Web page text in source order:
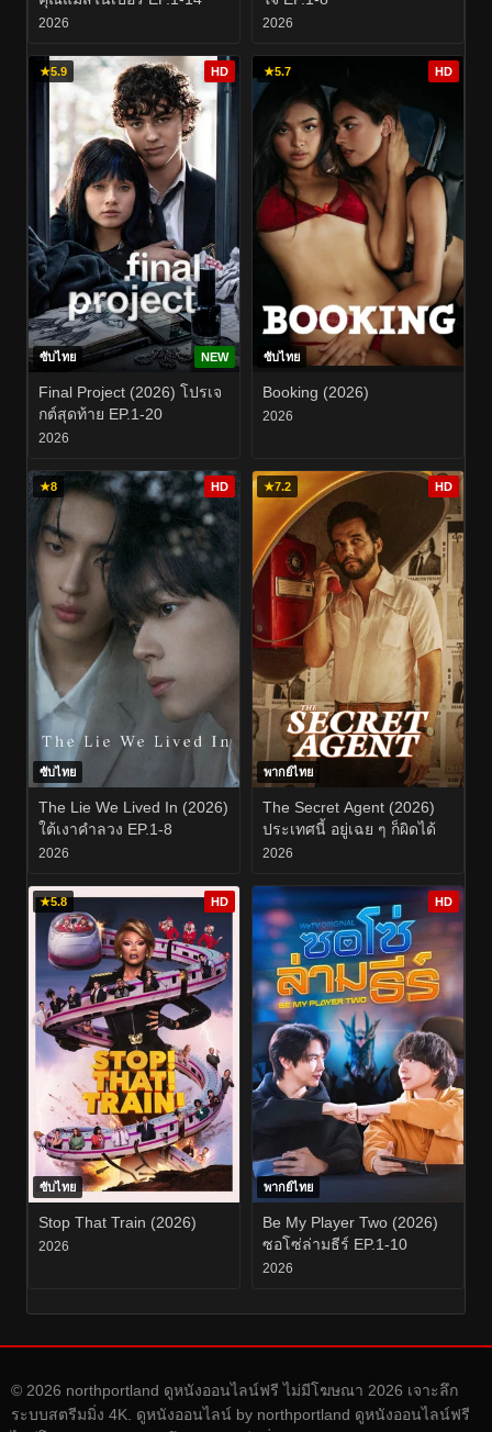
2026 2026
★5.9 HD
ซับไทย NEW
Final Project (2026) โปรเจ
กต์สุดท้าย EP.1-20
2026
★5.7 HD
ซับไทย
Booking (2026)
2026
★8 HD
ซับไทย
The Lie We Lived In (2026)
ใต้เงาคำลวง EP.1-8
2026
★7.2 HD
พากย์ไทย
The Secret Agent (2026)
ประเทศนี้ อยู่เฉย ๆ ก็ผิดได้
2026
★5.8 HD
ซับไทย
Stop That Train (2026)
2026
HD
พากย์ไทย
Be My Player Two (2026)
ซอโซ่ล่ามธีร์ EP.1-10
2026
© 2026 northportland ดูหนังออนไลน์ฟรี ไม่มีโฆษณา 2026 เจาะลึก
ระบบสตรีมมิ่ง 4K. ดูหนังออนไลน์ by northportland ดูหนังออนไลน์ฟรี